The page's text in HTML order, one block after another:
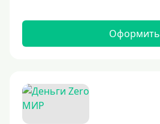
Оформить